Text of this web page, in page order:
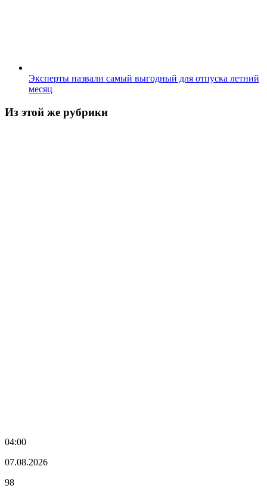
Эксперты назвали самый выгодный для отпуска летний
месяц
Из этой же рубрики
04:00
07.08.2026
98